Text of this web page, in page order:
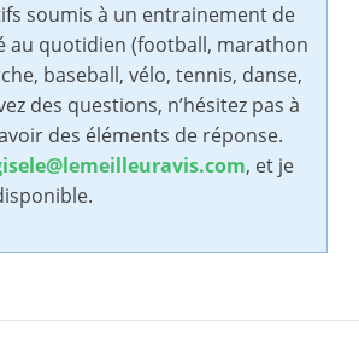
soumis à un entrainement de
au quotidien (football, marathon
baseball, vélo, tennis, danse,
des questions, n’hésitez pas à
des éléments de réponse.
, et je